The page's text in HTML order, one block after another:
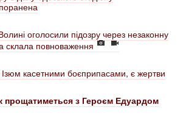
оголосили підозру через незаконну
склала повноваження
Ізюм касетними боєприпасами, є жертви
прощатиметься з Героєм Едуардом